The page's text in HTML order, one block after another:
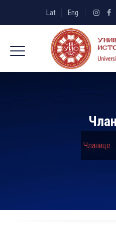
Lat Eng
Чланице